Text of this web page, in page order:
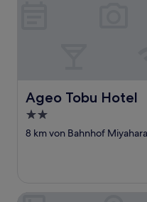
Ageo Tobu Hotel
Ageo Tobu Hotel
2.0-
Sterne-
8 km von Bahnhof